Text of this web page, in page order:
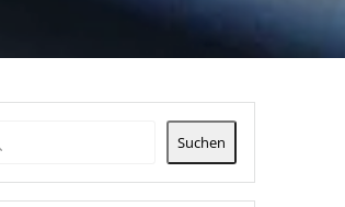
Suchen